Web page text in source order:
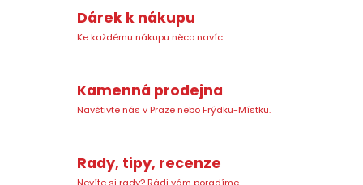
Dárek k nákupu
Ke každému nákupu něco navíc.
Kamenná prodejna
Navštivte nás v Praze nebo Frýdku-Místku.
Rady, tipy, recenze
Nevíte si rady? Rádi vám poradíme.